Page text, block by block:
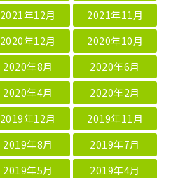
2021年12月
2021年11月
2020年12月
2020年10月
2020年8月
2020年6月
2020年4月
2020年2月
2019年12月
2019年11月
2019年8月
2019年7月
2019年5月
2019年4月